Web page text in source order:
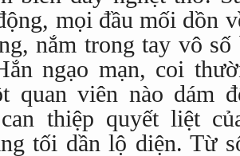
mọi đầu mối dồn
nắm trong tay vô số
ngạo mạn, coi
quan viên nào dám
thiệp quyết liệt
tối dần lộ diện. Từ